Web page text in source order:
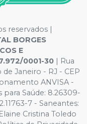
reservados |
BORGES
E
0001-30 | Rua
Janeiro - RJ - CEP
ANVISA -
Saúde: 8.26309-
7 - Saneantes:
Cristina Toledo